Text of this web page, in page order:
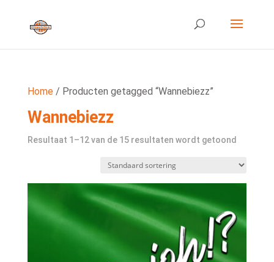
Home/ Producten getagged “Wannebiezz”
Wannebiezz
Resultaat 1–12 van de 15 resultaten wordt getoond